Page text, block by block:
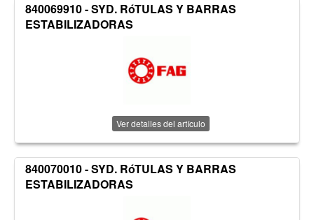
840069910 - SYD. RóTULAS Y BARRAS
ESTABILIZADORAS
Ver detalles del artículo
840070010 - SYD. RóTULAS Y BARRAS
ESTABILIZADORAS